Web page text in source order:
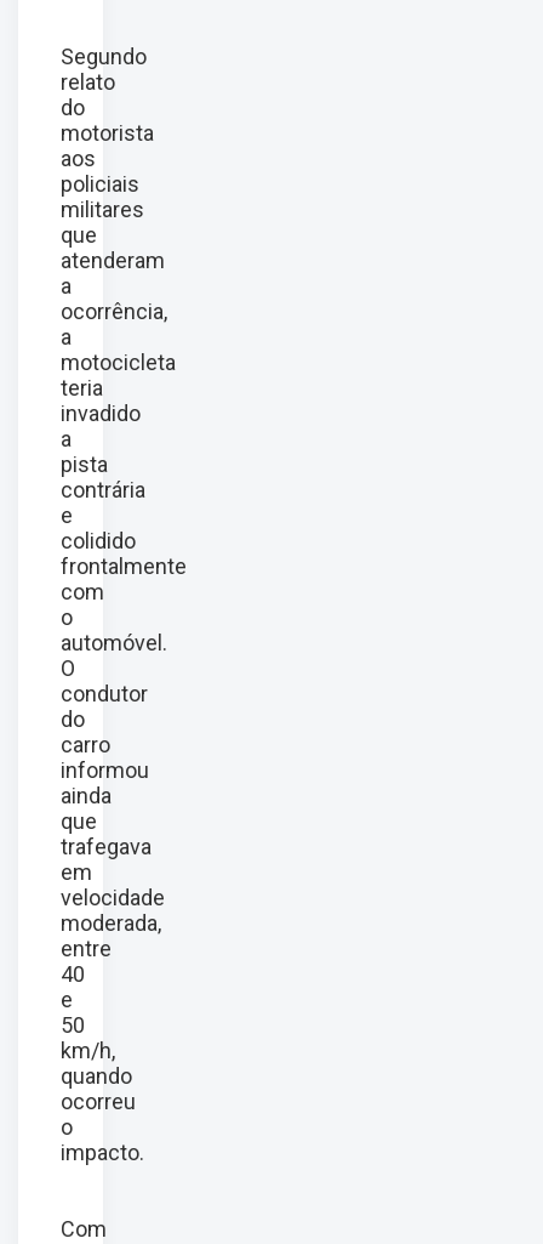
Segundo
relato
do
motorista
aos
policiais
militares
que
atenderam
a
ocorrência,
a
motocicleta
teria
invadido
a
pista
contrária
e
colidido
frontalmente
com
o
automóvel.
O
condutor
do
carro
informou
ainda
que
trafegava
em
velocidade
moderada,
entre
40
e
50
km/h,
quando
ocorreu
o
impacto.
Com